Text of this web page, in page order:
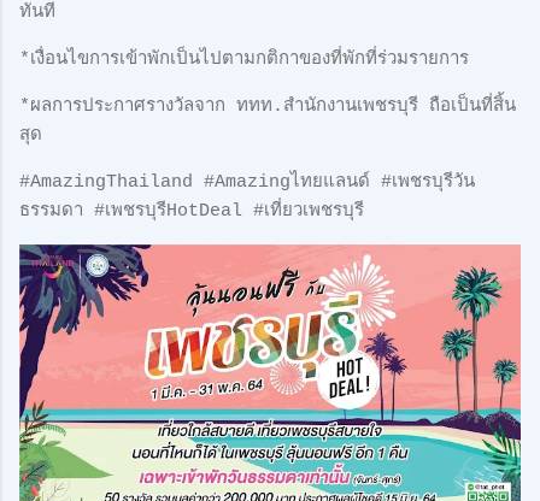
ทันที
*เงื่อนไขการเข้าพักเป็นไปตามกติกาของที่พักที่ร่วมรายการ
*ผลการประกาศรางวัลจาก ททท.สำนักงานเพชรบุรี ถือเป็นที่สิ้น
สุด
#AmazingThailand #Amazingไทยแลนด์ #เพชรบุรีวัน
ธรรมดา #เพชรบุรีHotDeal #เที่ยวเพชรบุรี